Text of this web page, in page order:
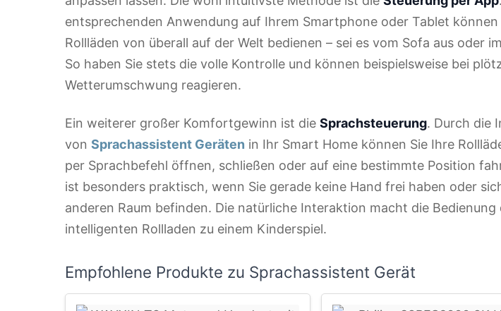
entsprechenden Anwendung auf Ihrem Smartphone oder Tablet können
Rollläden von überall auf der Welt bedienen – sei es vom Sofa aus oder
So haben Sie stets die volle Kontrolle und können beispielsweise bei
Wetterumschwung reagieren.
Ein weiterer großer Komfortgewinn ist die Sprachsteuerung. Durch die
von Sprachassistent Geräten in Ihr Smart Home können Sie Ihre
per Sprachbefehl öffnen, schließen oder auf eine bestimmte Position
ist besonders praktisch, wenn Sie gerade keine Hand frei haben oder
anderen Raum befinden. Die natürliche Interaktion macht die Bedienung
intelligenten Rollladen zu einem Kinderspiel.
Empfohlene Produkte zu Sprachassistent Gerät